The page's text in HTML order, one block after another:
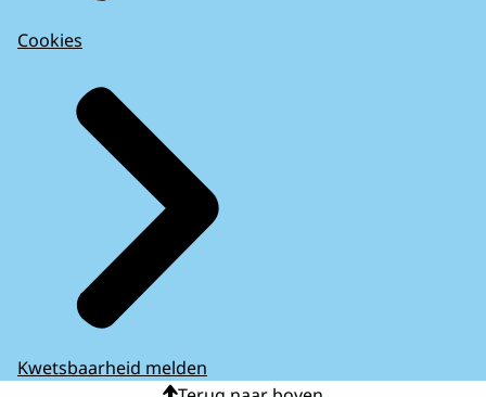
Cookies
Kwetsbaarheid melden